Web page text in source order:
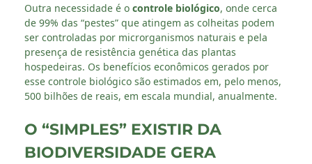
Outra necessidade é o controle biológico, onde cerca
de 99% das “pestes” que atingem as colheitas podem
ser controladas por microrganismos naturais e pela
presença de resistência genética das plantas
hospedeiras. Os benefícios econômicos gerados por
esse controle biológico são estimados em, pelo menos,
500 bilhões de reais, em escala mundial, anualmente.
O “SIMPLES” EXISTIR DA
BIODIVERSIDADE GERA